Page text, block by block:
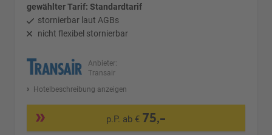
gewählter Tarif: Standardtarif
stornierbar laut AGBs
nicht flexibel stornierbar
Anbieter:
Transair
Hotelbeschreibung anzeigen
p.P. ab € 75,-